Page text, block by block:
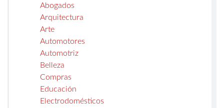
Abogados
Arquitectura
Arte
Automotores
Automotriz
Belleza
Compras
Educación
Electrodomésticos